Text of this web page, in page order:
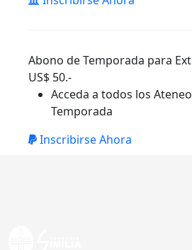
Abono de Temporada para
US$ 50.-
Acceda a todos los
Temporada
Inscribirse Ahora